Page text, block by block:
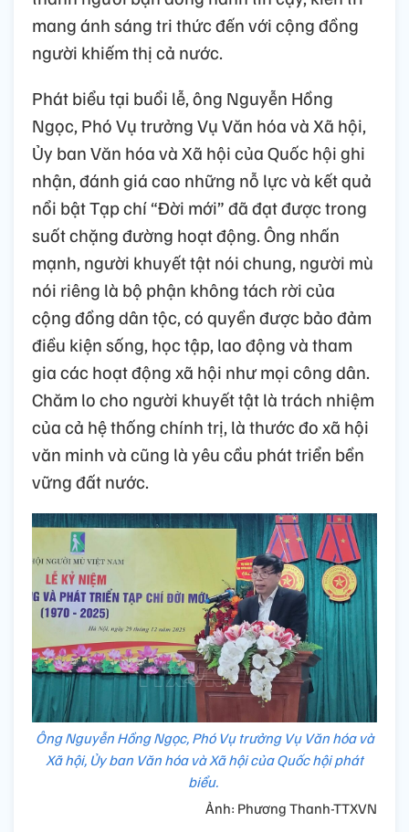
mang ánh sáng tri thức đến với cộng đồng
người khiếm thị cả nước.
Phát biểu tại buổi lễ, ông Nguyễn Hồng
Ngọc, Phó Vụ trưởng Vụ Văn hóa và Xã hội,
Ủy ban Văn hóa và Xã hội của Quốc hội ghi
nhận, đánh giá cao những nỗ lực và kết quả
nổi bật Tạp chí “Đời mới” đã đạt được trong
suốt chặng đường hoạt động. Ông nhấn
mạnh, người khuyết tật nói chung, người mù
nói riêng là bộ phận không tách rời của
cộng đồng dân tộc, có quyền được bảo đảm
điều kiện sống, học tập, lao động và tham
gia các hoạt động xã hội như mọi công dân.
Chăm lo cho người khuyết tật là trách nhiệm
của cả hệ thống chính trị, là thước đo xã hội
văn minh và cũng là yêu cầu phát triển bền
vững đất nước.
Ông Nguyễn Hồng Ngọc, Phó Vụ trưởng Vụ Văn hóa và
Xã hội, Ủy ban Văn hóa và Xã hội của Quốc hội phát
biểu.
Ảnh: Phương Thanh-TTXVN